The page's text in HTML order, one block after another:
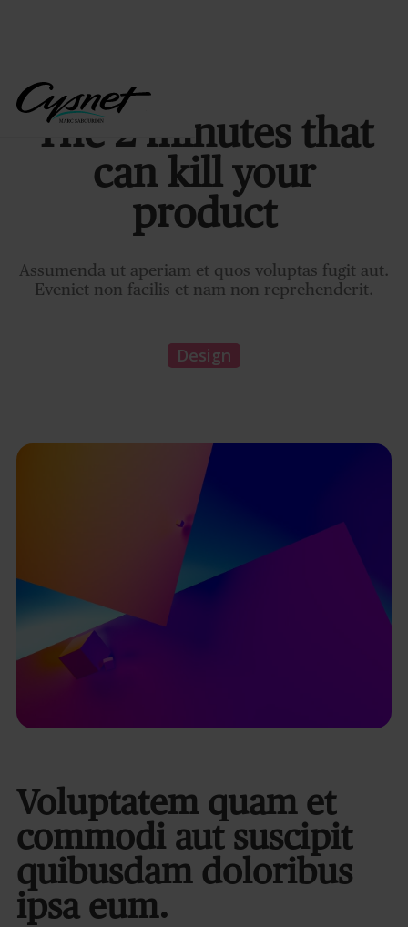
The 2 minutes that
can kill your
product
Assumenda ut aperiam et quos voluptas fugit aut.
Eveniet non facilis et nam non reprehenderit.
Design
Voluptatem quam et
commodi aut suscipit
quibusdam doloribus
ipsa eum.